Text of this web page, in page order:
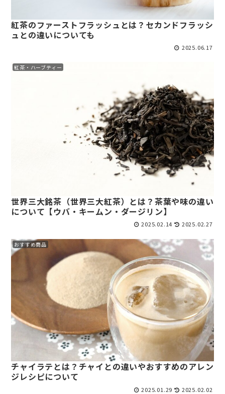
紅茶のファーストフラッシュとは？セカンドフラッシ
ュとの違いについても
2025.06.17
紅茶・ハーブティー
世界三大銘茶（世界三大紅茶）とは？茶葉や味の違い
について【ウバ・キームン・ダージリン】
2025.02.14 2025.02.27
おすすめ商品
チャイラテとは？チャイとの違いやおすすめのアレン
ジレシピについて
2025.01.29 2025.02.02